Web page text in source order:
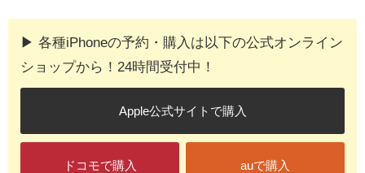
▶︎ 各種iPhoneの予約・購入は以下の公式オンライン
ショップから！24時間受付中！
Apple公式サイトで購入
ドコモで購入 auで購入